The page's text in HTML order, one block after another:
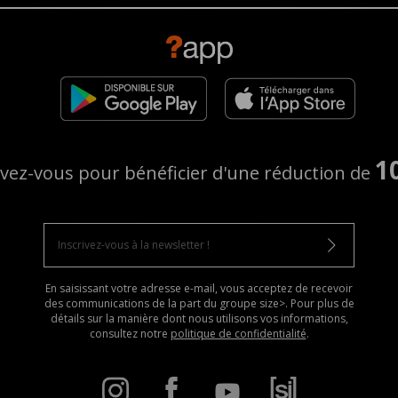
vous pour bénéficier d'une réduction de
En saisissant votre adresse e-mail, vous acceptez de recevoir
des communications de la part du groupe size>. Pour plus de
détails sur la manière dont nous utilisons vos informations,
consultez notre politique de confidentialité.